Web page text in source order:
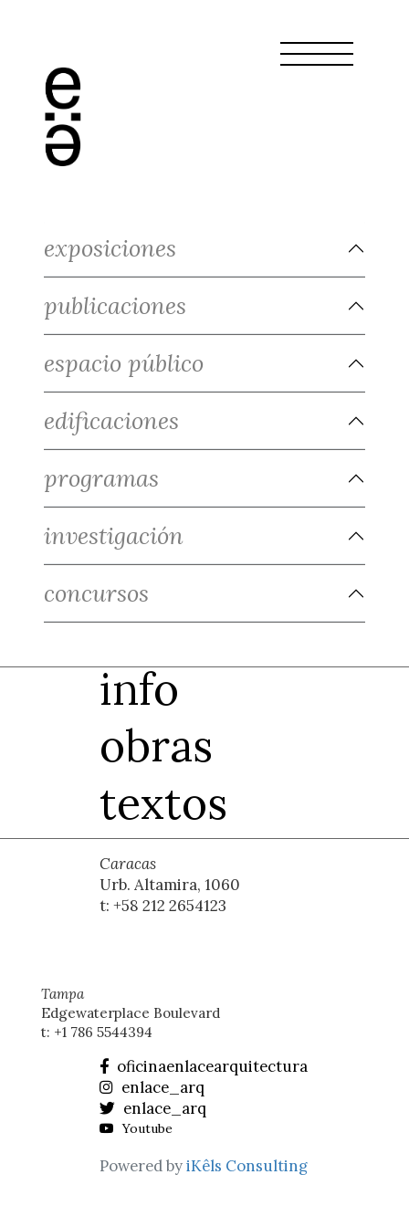
exposiciones
publicaciones
espacio público
edificaciones
programas
investigación
concursos
info
obras
textos
Caracas
Urb. Altamira, 1060
t: +58 212 2654123
Tampa
Edgewaterplace Boulevard
t: +1 786 5544394
oficinaenlacearquitectura
enlace_arq
enlace_arq
Youtube
Powered byiKêls Consulting